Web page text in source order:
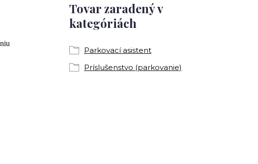
Tovar zaradený v
kategóriách
Parkovací asistent
Príslušenstvo (parkovanie)